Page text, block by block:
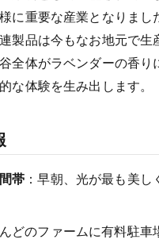
に重要な産業となりまし
製品は今もなお地元で生
全体がラベンダーの香り
な体験を生み出します。
帯 ：早朝、光が最も美し
どのファームに有料駐車